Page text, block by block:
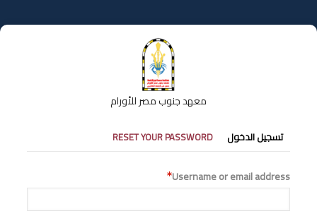
إلى
المحتوى
معهد جنوب مصر للأورام
التبويبات
الأساسية
تسجيل الدخول RESET YOUR PASSWORD
Username or email address